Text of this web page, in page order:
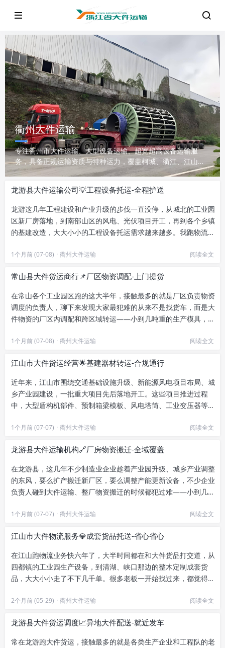
衢州大件运输
专注衢州市大件运输、大型设备运输、超宽超高设备运输服
务，具备正规运输资质与特种运力，覆盖柯城、衢江、江山、
龙游等全域，提供超限办证、路线勘测、全程押运一站式大件
化核心
龙游县大件运输公司💡工程设备托运-全程护送
龙游这几年工程建设和产业升级的步伐一直没停，从城北的工业园
区新厂房落地，到南部山区的风电、光伏项目开工，再到各个乡镇
的基建改造，大大小小的工程设备托运需求越来越多。我跑物流业
1个月前 (07-08) · 衢州大件运输 阅读全文
常山县大件货运商行📌厂区物资调配-上门提货
在常山各个工业园区跑的这大半年，接触最多的就是厂区负责物资
调度的负责人，聊下来发现大家最犯难的从来不是找货车，而是大
件物资的厂区内调配和跨区域转运——小到几吨重的生产模具，大
1个月前 (07-08) · 衢州大件运输 阅读全文
江山市大件货运经营🌟基建器材转运-合规通行
近年来，江山市围绕交通基础设施升级、新能源风电项目布局、城
乡产业园建设，一批重大项目先后落地开工。这些项目推进过程
中，大型盾构机部件、预制箱梁模板、风电塔筒、工业变压器等超
1个月前 (07-07) · 衢州大件运输 阅读全文
龙游县大件运输机构🔗厂房物资搬迁-全域覆盖
在龙游县，这几年不少制造业企业趁着产业园升级、城乡产业调整
的东风，要么扩产搬迁新厂区，要么调整产能更新设备，不少企业
负责人碰到大件运输、整厂物资搬迁的时候都犯过难——小到几吨
1个月前 (07-07) · 衢州大件运输 阅读全文
江山市大件物流服务💎成套货品托送-省心省心
在江山跑物流业务快六年了，大半时间都在和大件货品打交道，从
四都镇的工业园生产设备，到清湖、峡口那边的整木定制成套货
品，大大小小走了不下几千单。很多老板一开始找过来，都觉得
2个月前 (05-29) · 衢州大件运输 阅读全文
龙游县大件货运调度📈异地大件配送-就近发车
常在龙游跑大件货运，接触最多的就是各类生产企业和工程队的老